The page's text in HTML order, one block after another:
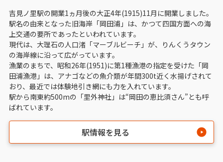
吉見ノ里駅の開業1ヵ月後の大正4年(1915)11月に開業しました。
駅名の由来となった旧海岸「岡田浦」は、かつて四国方面への海
上交通の要所であったといわれています。
現代は、大理石の人口渚「マーブルビーチ」が、りんくうタウン
の海岸線に沿って広がっています。
漁業のまちで、昭和26年(1951)に第1種漁港の指定を受けた「岡
田浦漁港」は、アナゴなどの魚介類が年間300t近く水揚げされて
おり、最近では体験地引き網にも力を入れています。
駅から南東約500mの「里外神社」は“岡田の恵比須さん”とも呼
ばれています。
駅情報を見る